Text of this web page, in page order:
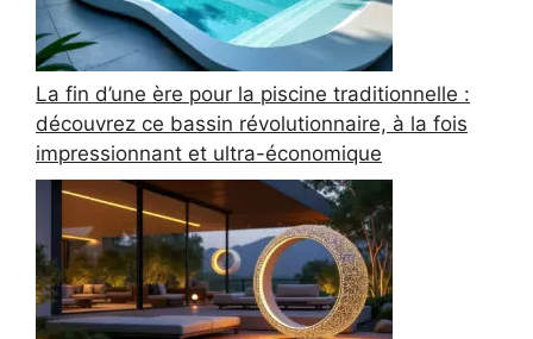
La fin d’une ère pour la piscine traditionnelle :
découvrez ce bassin révolutionnaire, à la fois
impressionnant et ultra-économique